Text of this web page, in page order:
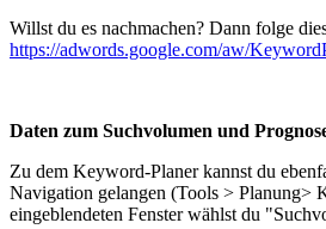
Willst du es nachmachen? Dann folge
https://adwords.google.com/aw/
Daten zum Suchvolumen und
Zu dem Keyword-Planer kannst du
Navigation gelangen (Tools > Planung>
eingeblendeten Fenster wählst du